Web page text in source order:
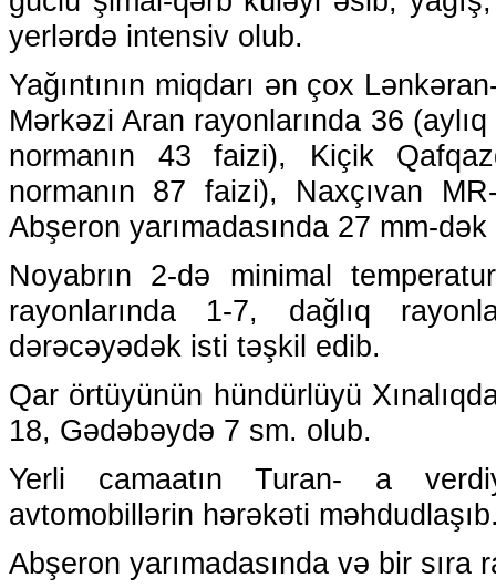
yerlərdə intensiv olub.
Yağıntının miqdarı ən çox
Mərkəzi Aran rayonlarında 36
normanın 43 faizi), Kiçik
normanın 87 faizi), Naxçıvan
Abşeron yarımadasında 27 mm-
Noyabrın 2-də minimal
rayonlarında 1-7, dağlıq
dərəcəyədək isti təşkil edib.
Qar örtüyünün hündürlüyü
18, Gədəbəydə 7 sm. olub.
Yerli camaatın Turan- a
avtomobillərin hərəkəti
Abşeron yarımadasında və bir